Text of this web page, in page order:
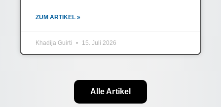
ZUM ARTIKEL »
Khadija Guirti 15. Juli 2026
Alle Artikel